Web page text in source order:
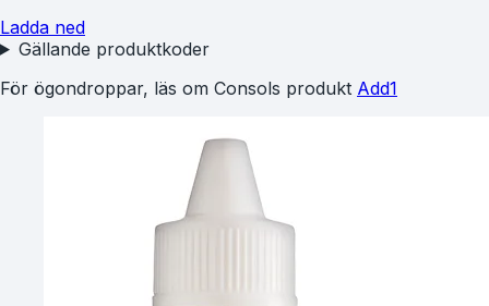
Ladda ned
Gällande produktkoder
För ögondroppar, läs om Consols produkt Add1